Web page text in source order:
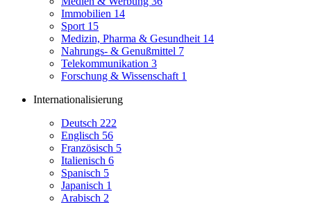
Immobilien 14
Sport 15
Medizin, Pharma & Gesundheit 14
Nahrungs- & Genußmittel 7
Telekommunikation 3
Forschung & Wissenschaft 1
Internationalisierung
Deutsch 222
Englisch 56
Französisch 5
Italienisch 6
Spanisch 5
Japanisch 1
Arabisch 2